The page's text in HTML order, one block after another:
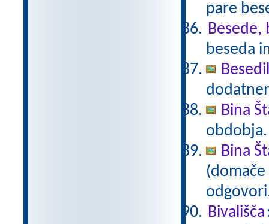
pare
Besede,
beseda
Bina
Bina
Bivališča